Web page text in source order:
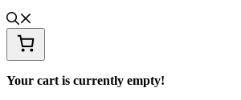
Your cart is currently empty!